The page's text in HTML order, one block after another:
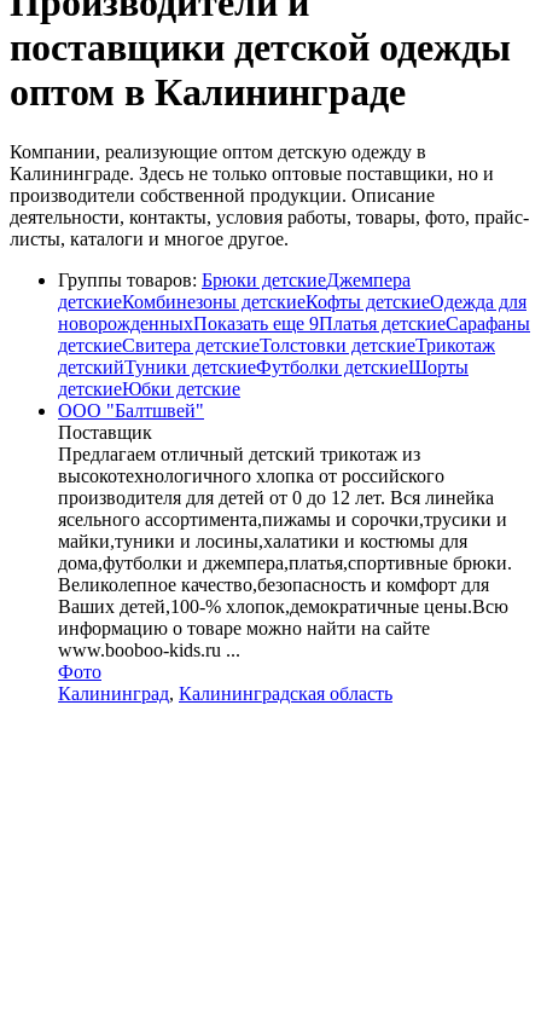
поставщики детской одежды
оптом в Калининграде
Компании, реализующие оптом детскую одежду в
Калининграде. Здесь не только оптовые поставщики, но и
производители собственной продукции. Описание
деятельности, контакты, условия работы, товары, фото, прайс-
листы, каталоги и многое другое.
Группы товаров: Брюки детскиеДжемпера
детскиеКомбинезоны детскиеКофты детскиеОдежда для
новорожденныхПоказать еще 9Платья детскиеСарафаны
детскиеСвитера детскиеТолстовки детскиеТрикотаж
детскийТуники детскиеФутболки детскиеШорты
детскиеЮбки детские
ООО "Балтшвей"
Поставщик
Предлагаем отличный детский трикотаж из
высокотехнологичного хлопка от российского
производителя для детей от 0 до 12 лет. Вся линейка
ясельного ассортимента,пижамы и сорочки,трусики и
майки,туники и лосины,халатики и костюмы для
дома,футболки и джемпера,платья,спортивные брюки.
Великолепное качество,безопасность и комфорт для
Ваших детей,100-% хлопок,демократичные цены.Всю
информацию о товаре можно найти на сайте
www.booboo-kids.ru ...
Фото
Калининград, Калининградская область